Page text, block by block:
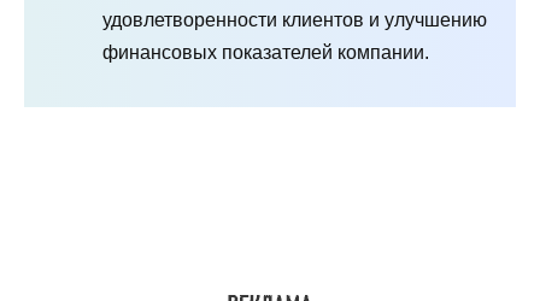
удовлетворенности клиентов и улучшению
финансовых показателей компании.